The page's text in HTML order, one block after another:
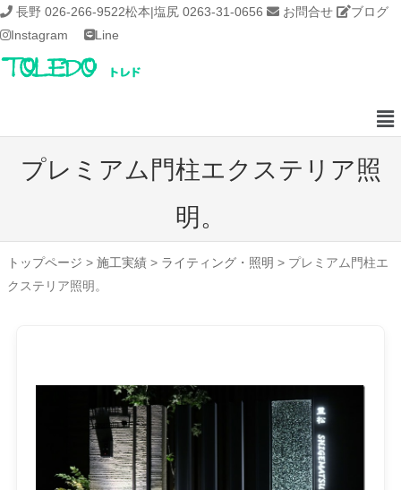
長野 026-266-9522松本|塩尻 0263-31-0656 お問合せ
ブログ
Instagram
Line
プレミアム門柱エクステリア照
明。
トップページ > 施工実績 > ライティング・照明 > プレミアム門柱エ
クステリア照明。